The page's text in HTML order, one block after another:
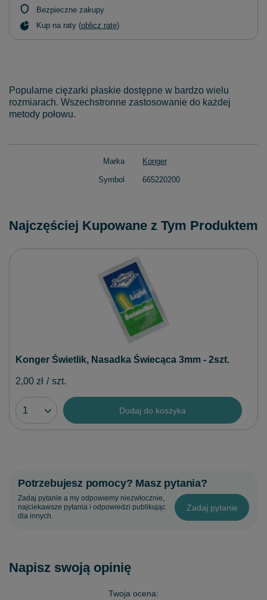
Bezpieczne zakupy
Kup na raty (oblicz ratę)
Popularne ciężarki płaskie dostępne w bardzo wielu
rozmiarach. Wszechstronne zastosowanie do każdej
metody połowu.
Marka Konger
Symbol 665220200
Najczęściej Kupowane z Tym Produktem
Konger Świetlik, Nasadka Świecąca 3mm - 2szt.
2,00 zł / szt.
Dodaj do koszyka
Potrzebujesz pomocy? Masz pytania?
Zadaj pytanie a my odpowiemy niezwłocznie,
najciekawsze pytania i odpowiedzi publikując
dla innych.
Zadaj pytanie
Napisz swoją opinię
Twoja ocena: